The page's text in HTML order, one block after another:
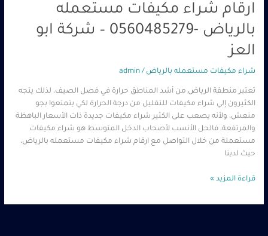
ارقام شراء مكيفات مستعمله
بالرياض -0560485279 – شركة ابو
العز
شراء مكيفات مستعمله بالرياض /
admin
تعتبر منطقة الرياض من أشد المناطق حرارة في فصل الصيف، لذلك يتجه
الكثيرون إلي شراء مكيفات للتقليل من درجة الحرارة لكي يتمتعوا بجو
منعش، ولأنه يصعب على الكثير شراء مكيفات جديدة ذات الأسعار الباهظة
والمرتفعة، فالحل الأنسب لأصحاب الدخل المتوسط هو شراء مكيفات
مستعملة من خلال التواصل مع ارقام شراء مكيفات مستعمله بالرياض،
حيث لدينا
قراءة المزيد »